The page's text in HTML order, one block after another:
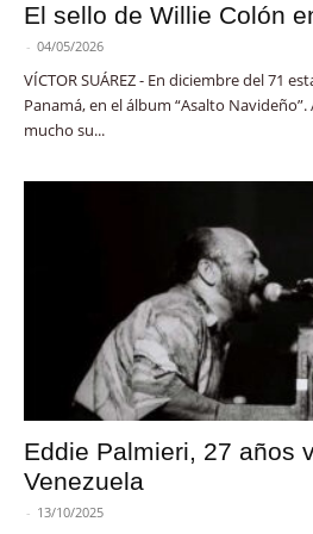
El sello de Willie Colón
- 04/05/2026
VÍCTOR SUÁREZ - En diciembre del 71
Panamá, en el álbum “Asalto
mucho su...
Eddie Palmieri, 27 años
Venezuela
- 13/10/2025